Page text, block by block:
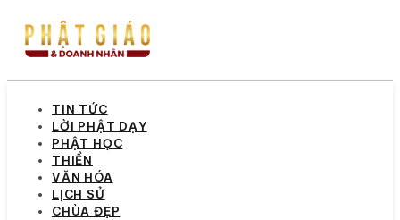
TIN TỨC
LỜI PHẬT DẠY
PHẬT HỌC
THIỀN
VĂN HÓA
LỊCH SỬ
CHÙA ĐẸP